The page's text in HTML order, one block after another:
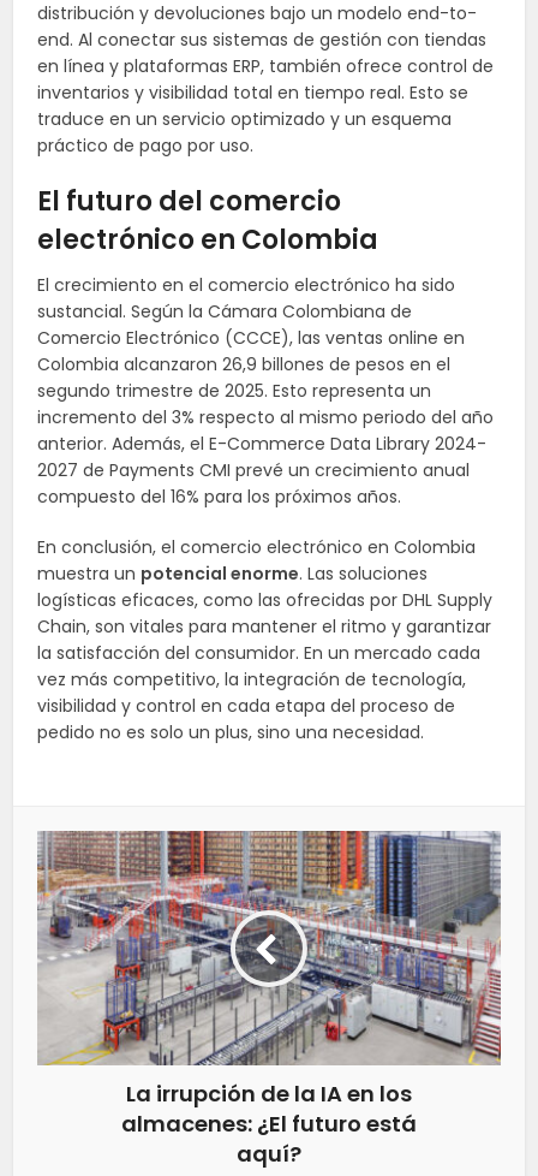
distribución y devoluciones bajo un modelo end-to-
end. Al conectar sus sistemas de gestión con tiendas
en línea y plataformas ERP, también ofrece control de
inventarios y visibilidad total en tiempo real. Esto se
traduce en un servicio optimizado y un esquema
práctico de pago por uso.
El futuro del comercio
electrónico en Colombia
El crecimiento en el comercio electrónico ha sido
sustancial. Según la Cámara Colombiana de
Comercio Electrónico (CCCE), las ventas online en
Colombia alcanzaron 26,9 billones de pesos en el
segundo trimestre de 2025. Esto representa un
incremento del 3% respecto al mismo periodo del año
anterior. Además, el E-Commerce Data Library 2024-
2027 de Payments CMI prevé un crecimiento anual
compuesto del 16% para los próximos años.
En conclusión, el comercio electrónico en Colombia
muestra un potencial enorme. Las soluciones
logísticas eficaces, como las ofrecidas por DHL Supply
Chain, son vitales para mantener el ritmo y garantizar
la satisfacción del consumidor. En un mercado cada
vez más competitivo, la integración de tecnología,
visibilidad y control en cada etapa del proceso de
pedido no es solo un plus, sino una necesidad.
La irrupción de la IA en los
almacenes: ¿El futuro está
aquí?